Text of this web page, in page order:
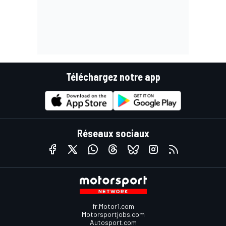
Téléchargez notre app
Réseaux sociaux
fr.Motor1.com
Motorsportjobs.com
Autosport.com